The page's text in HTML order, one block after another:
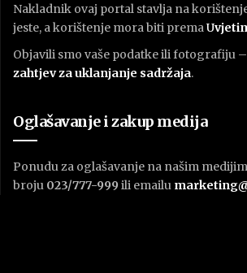
Nakladnik ovaj portal stavlja na
jeste, a korištenje mora biti premaU
Objavili smo vaše podatke ili fotografiju
zahtjev za uklanjanje sadržaja.
Oglašavanje i zakup medija
Ponudu za oglašavanje na našim
broju 023/777-999 ili emailu